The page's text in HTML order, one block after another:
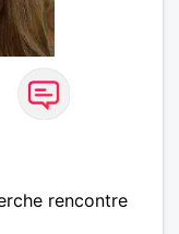
rencontre